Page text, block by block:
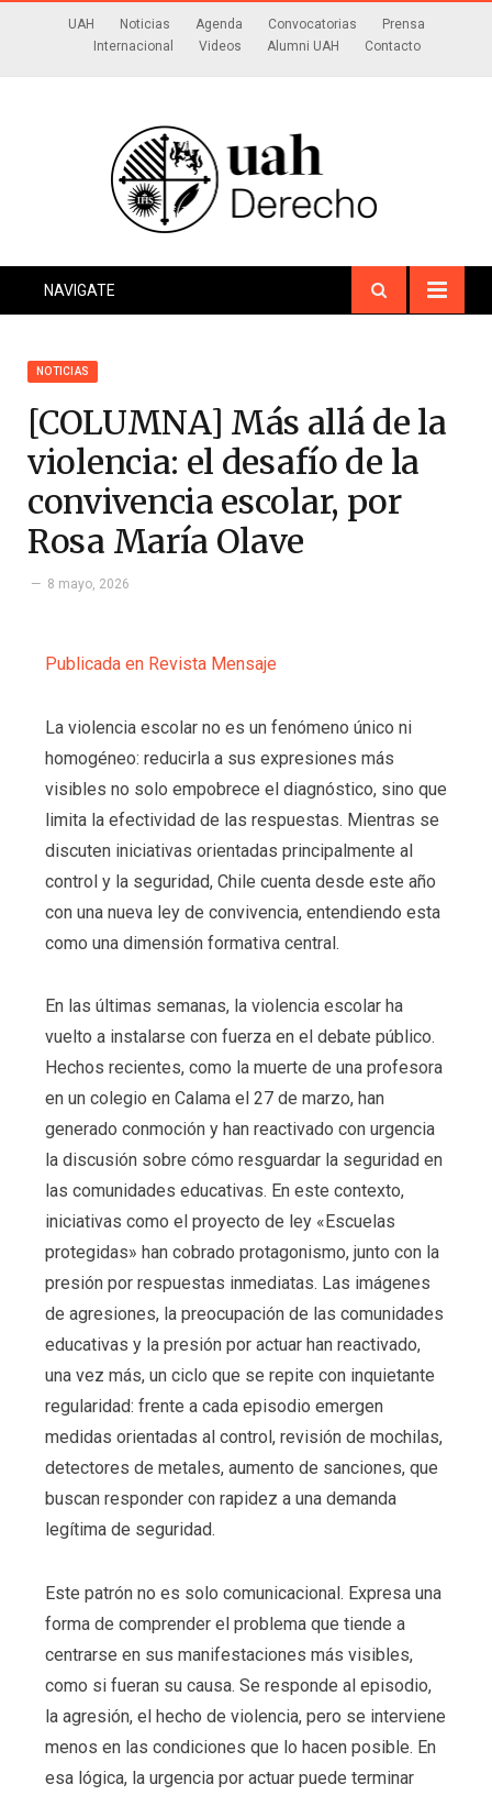
UAH Noticias Agenda Convocatorias
Prensa
Internacional
Videos Alumni UAH Contacto
NAVIGATE
NOTICIAS
[COLUMNA] Más allá de la
violencia: el desafío de la
convivencia escolar, por
Rosa María Olave
8 mayo, 2026
Publicada en Revista Mensaje
La violencia escolar no es un fenómeno único ni
homogéneo: reducirla a sus expresiones más
visibles no solo empobrece el diagnóstico, sino que
limita la efectividad de las respuestas. Mientras se
discuten iniciativas orientadas principalmente al
control y la seguridad, Chile cuenta desde este año
con una nueva ley de convivencia, entendiendo esta
como una dimensión formativa central.
En las últimas semanas, la violencia escolar ha
vuelto a instalarse con fuerza en el debate público.
Hechos recientes, como la muerte de una profesora
en un colegio en Calama el 27 de marzo, han
generado conmoción y han reactivado con urgencia
la discusión sobre cómo resguardar la seguridad en
las comunidades educativas. En este contexto,
iniciativas como el proyecto de ley «Escuelas
protegidas» han cobrado protagonismo, junto con la
presión por respuestas inmediatas. Las imágenes
de agresiones, la preocupación de las comunidades
educativas y la presión por actuar han reactivado,
una vez más, un ciclo que se repite con inquietante
regularidad: frente a cada episodio emergen
medidas orientadas al control, revisión de mochilas,
detectores de metales, aumento de sanciones, que
buscan responder con rapidez a una demanda
legítima de seguridad.
Este patrón no es solo comunicacional. Expresa una
forma de comprender el problema que tiende a
centrarse en sus manifestaciones más visibles,
como si fueran su causa. Se responde al episodio,
la agresión, el hecho de violencia, pero se interviene
menos en las condiciones que lo hacen posible. En
esa lógica, la urgencia por actuar puede terminar